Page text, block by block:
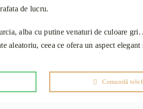
de lucru.
alba cu putine venaturi de culoare gri.
aleatoriu, ceea ce ofera un aspect elegant
Comandă